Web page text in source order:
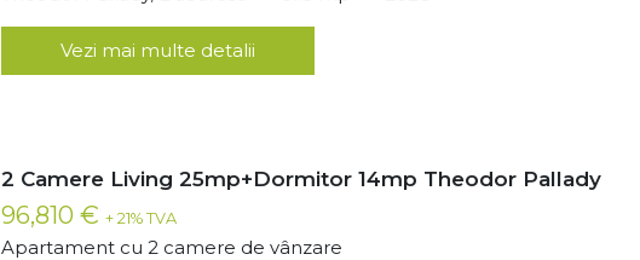
Vezi mai multe detalii
2 Camere Living 25mp+Dormitor 14mp Theodor Pallady
96,810 € + 21% TVA
Apartament cu 2 camere de vânzare